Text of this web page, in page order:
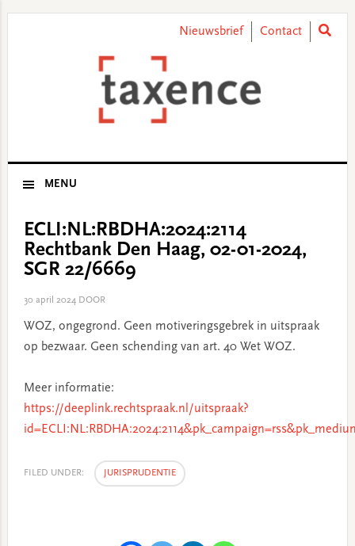
Nieuwsbrief Contact
MENU
ECLI:NL:RBDHA:2024:2114
Rechtbank Den Haag, 02-01-2024,
SGR 22/6669
30 april 2024DOOR
WOZ, ongegrond. Geen motiveringsgebrek in uitspraak
op bezwaar. Geen schending van art. 40 Wet WOZ.
Meer informatie:
https://deeplink.rechtspraak.nl/uitspraak?
FILED UNDER: JURISPRUDENTIE